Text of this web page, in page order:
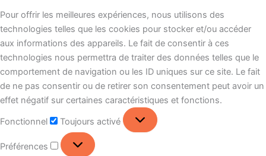
Pour offrir les meilleures expériences, nous utilisons des
technologies telles que les cookies pour stocker et/ou accéder
aux informations des appareils. Le fait de consentir à ces
technologies nous permettra de traiter des données telles que le
comportement de navigation ou les ID uniques sur ce site. Le fait
de ne pas consentir ou de retirer son consentement peut avoir un
effet négatif sur certaines caractéristiques et fonctions.
Fonctionnel
Toujours activé
Préférences